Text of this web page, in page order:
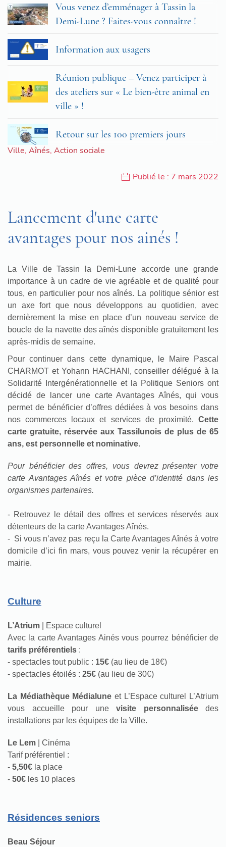
Vous venez d’emménager à Tassin la
Demi-Lune ? Faites-vous connaître !
Information aux usagers
Réunion publique – Venez participer à
des ateliers sur « Le bien-être animal en
ville » !
Retour sur les 100 premiers jours
Ville, Aînés, Action sociale
Publié le : 7 mars 2022
Lancement d'une carte
avantages pour nos ainés !
La Ville de Tassin la Demi-Lune accorde une grande
importance à un cadre de vie agréable et de qualité pour
tous, en particulier pour nos aînés. La politique sénior est
un axe fort que nous développons au quotidien, avec
dernièrement la mise en place d’un nouveau service de
boucle de la navette des aînés disponible gratuitement les
après-midis de semaine.
Pour continuer dans cette dynamique, le Maire Pascal
CHARMOT et Yohann HACHANI, conseiller délégué à la
Solidarité Intergénérationnelle et la Politique Seniors ont
décidé de lancer une carte Avantages Aînés, qui vous
permet de bénéficier d’offres dédiées à vos besoins dans
nos commerces locaux et services de proximité. Cette
carte gratuite, réservée aux Tassilunois de plus de 65
ans, est personnelle et nominative.
Pour bénéficier des offres, vous devrez présenter votre
carte Avantages Aînés et votre pièce d’identité dans les
organismes partenaires.
- Retrouvez le détail des offres et services réservés aux
détenteurs de la carte Avantages Aînés.
- Si vous n’avez pas reçu la Carte Avantages Aînés à votre
domicile d’ici fin mars, vous pouvez venir la récupérer en
mairie.
Culture
L’Atrium
| Espace culturel
Avec la carte Avantages Ainés vous pourrez bénéficier de
tarifs préférentiels :
- spectacles tout public : 15€ (au lieu de 18€)
- spectacles étoilés : 25€ (au lieu de 30€)
La Médiathèque Médialune et L’Espace culturel L’Atrium
vous accueille pour une visite personnalisée des
installations par les équipes de la Ville.
Le Lem
| Cinéma
Tarif préférentiel :
- 5,50€ la place
- 50€ les 10 places
Résidences seniors
Beau Séjour